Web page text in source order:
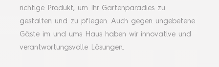
richtige Produkt, um Ihr Gartenparadies zu
gestalten und zu pflegen. Auch gegen ungebetene
Gäste im und ums Haus haben wir innovative und
verantwortungsvolle Lösungen.